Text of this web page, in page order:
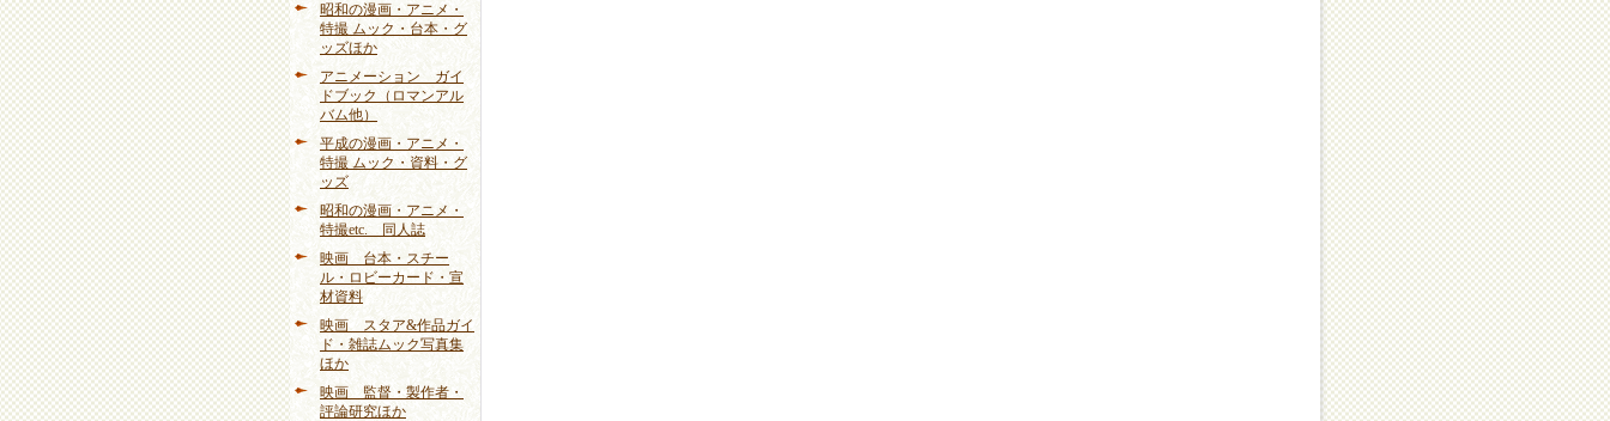
昭和の漫画・アニメ・
特撮 ムック・台本・グ
ッズほか
アニメーション ガイ
ドブック（ロマンアル
バム他）
平成の漫画・アニメ・
特撮 ムック・資料・グ
ッズ
昭和の漫画・アニメ・
特撮etc. 同人誌
映画 台本・スチー
ル・ロビーカード・宣
材資料
映画 スタア&作品ガイ
ド・雑誌ムック写真集
ほか
映画 監督・製作者・
評論研究ほか